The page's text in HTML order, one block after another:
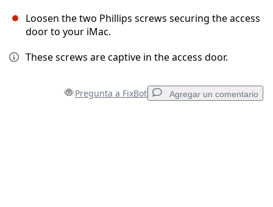
Loosen the two Phillips screws securing the access
door to your iMac.
These screws are captive in the access door.
Pregunta a FixBot Agregar un comentario